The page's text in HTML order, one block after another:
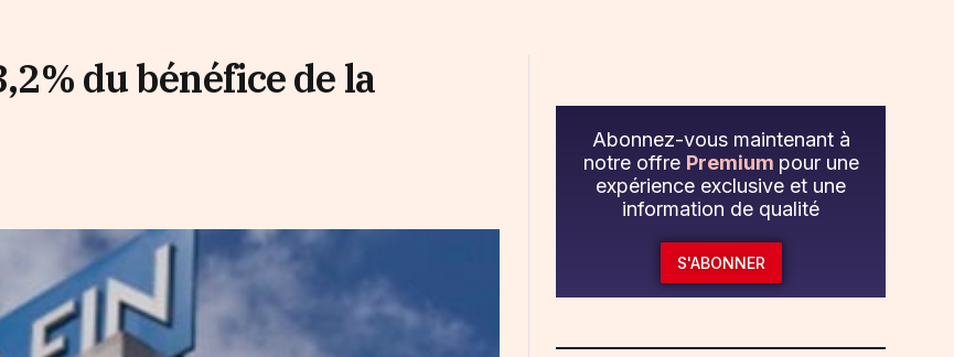
du bénéfice de la
Abonnez-vous maintenant à
notre offre Premium pour une
expérience exclusive et une
information de qualité
S'ABONNER